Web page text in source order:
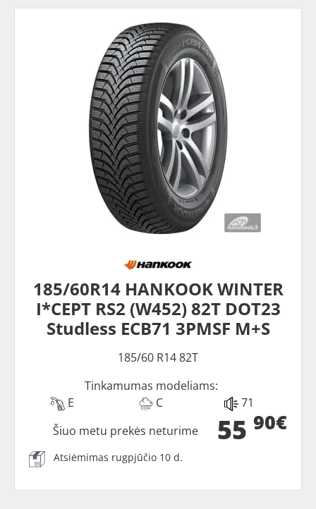
185/60R14 HANKOOK WINTER
I*CEPT RS2 (W452) 82T DOT23
Studless ECB71 3PMSF M+S
185/60 R14 82T
Tinkamumas modeliams:
E
C 71
55 90€
Šiuo metu prekės neturime
Atsiėmimas rugpjūčio 10 d.